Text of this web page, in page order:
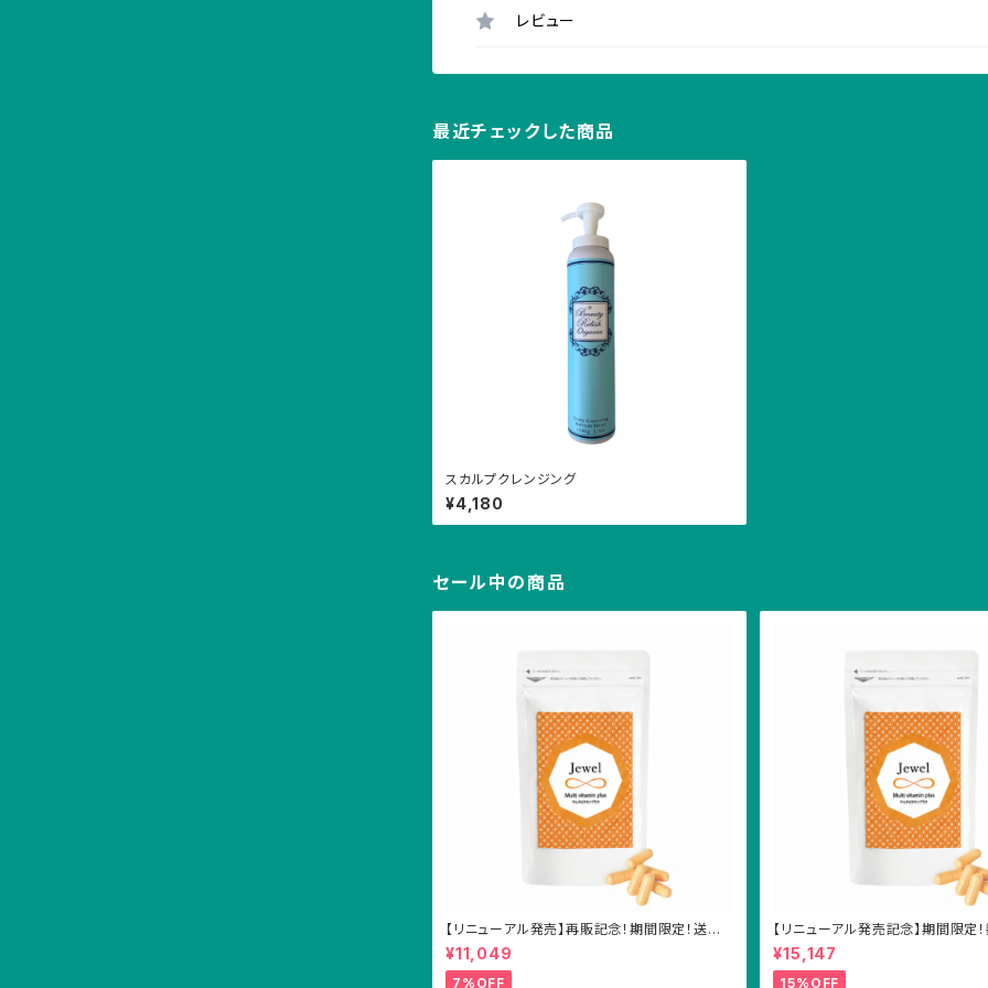
レビュー
最近チェックした商品
スカルプクレンジング
¥4,180
セール中の商品
【リニューアル発売】再販記念！期間限定！送料
無料２個セット Jewelマルチビタミン
¥11,049
7%OFF
【リニューアル発売記念】期間限定
送料無料！特別価格！Jewelマルチ
¥15,147
15%OFF